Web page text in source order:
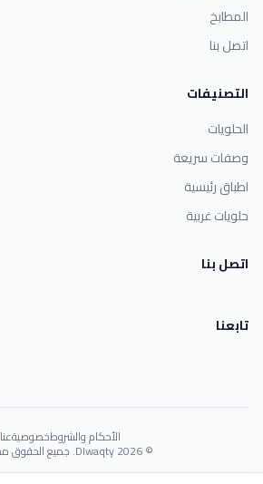
المطابخ
اتصل بنا
التصنيفات
الحلويات
وصفات سريعة
اطباق رئيسية
حلويات غربية
اتصل بنا
تابعنا
الأحكام والشروطخصوصيةعنا
© 2026 Dlwaqty. جميع الحقوق محفوظة.
Powered byGAIT